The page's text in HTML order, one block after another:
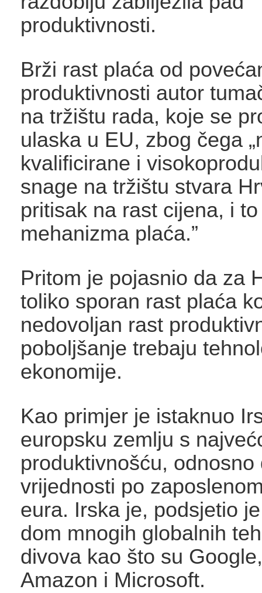
produktivnosti.
Brži rast plaća od
produktivnosti autor
na tržištu rada, koje se
ulaska u EU, zbog čega
kvalificirane i
snage na tržištu stvara
pritisak na rast cijena, i
mehanizma plaća.”
Pritom je pojasnio da za
toliko sporan rast plaća
nedovoljan rast
poboljšanje trebaju
ekonomije.
Kao primjer je istaknuo
europsku zemlju s
produktivnošću, odnosno
vrijednosti po
eura. Irska je, podsjetio
dom mnogih globalnih
divova kao što su
Amazon i Microsoft.